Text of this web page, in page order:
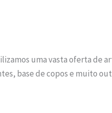
uma vasta oferta de
base de copos e muito